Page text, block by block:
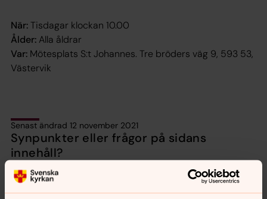
När:Tisdagar klockan 10.00
Ålder: Alla åldrar
Var: Mötesplats S:t Johannes. Tre bröders väg 9, 593 53,
Västervik
Senast ändrad 12 november 2021
Synpunkter eller frågor på sidans
innehåll?
sodra.tjusts.pastorat@svenskakyrkan.se
Dela